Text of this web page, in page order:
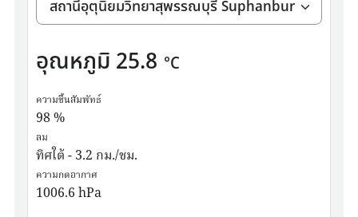
อุณหภูมิ 25.8 °C
ความชื้นสัมพัทธ์
98%
ลม
ทิศใต้ - 3.2 กม./ชม.
ความกดอากาศ
1006.6hPa